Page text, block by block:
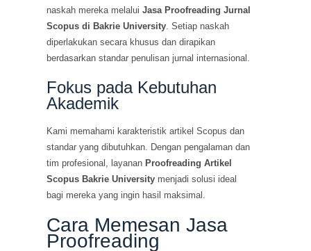
naskah mereka melaluiJasa Proofreading Jurnal
Scopus di Bakrie University . Setiap naskah
diperlakukan secara khusus dan dirapikan
berdasarkan standar penulisan jurnal internasional.
Fokus pada Kebutuhan
Akademik
Kami memahami karakteristik artikel Scopus dan
standar yang dibutuhkan. Dengan pengalaman dan
tim profesional, layanan Proofreading Artikel
Scopus Bakrie University menjadi solusi ideal
bagi mereka yang ingin hasil maksimal.
Cara Memesan Jasa
Proofreading